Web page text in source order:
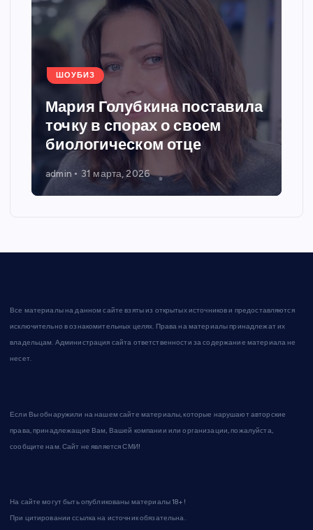
ШОУБИЗ
Мария Голубкина поставила
точку в спорах о своем
биологическом отце
admin 31 марта, 2026
Все материалы на данном сайте взяты из открытых источников и предоставляются
исключительно в ознакомительных целях. Права на материалы принадлежат их
владельцам. Администрация сайта ответственности за содержание материала не
несет.
Если Вы обнаружили на нашем сайте материалы, которые нарушают авторские
права, принадлежащие Вам, Вашей компании или организации, пожалуйста,
сообщите нам. Сайт не является СМИ!
На сайте могут быть опубликованы материалы 18+!
При цитировании ссылка на источник обязательна.